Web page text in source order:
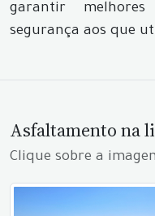
garantir
segurança aos que
Asfaltamento na
Clique sobre a